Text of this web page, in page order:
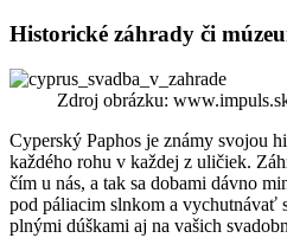
Historické záhrady či
Zdroj obrázku:
Cyperský Paphos je známy svojou
každého rohu v každej z uličiek.
čím u nás, a tak sa dobami dávno
pod páliacim slnkom a vychutnávať
plnými dúškami aj na vašich